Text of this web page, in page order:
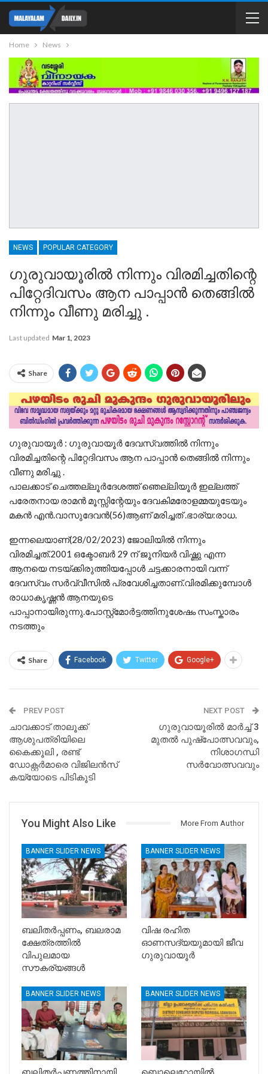
Home News
NEWS POPULAR CATEGORY
ഗുരുവായൂരിൽ നിന്നും വിരമിച്ചതിന്റെ
പിറ്റേദിവസം ആന പാപ്പാൻ തെങ്ങിൽ
നിന്നും വീണു മരിച്ചു .
Last updated Mar 1, 2023
Share
ഗുരുവായൂർ : ഗുരുവായൂർ ദേവസ്വത്തിൽ നിന്നും
വിരമിച്ചതിന്റെ പിറ്റേദിവസം ആന പാപ്പാൻ തെങ്ങിൽ നിന്നും
വീണു മരിച്ചു .
പാലക്കാട് ചെത്തല്ലൂർദേശത്ത് ഞെല്ലിയൂർ ഇല്ലത്ത്
പരേതനായ രാമൻ മൂസ്സിന്റേയും ദേവകിമരോളമ്മയുടേയും
മകൻ എൻ.വാസുദേവൻ(56)ആണ് മരിച്ചത് .ഭാര്യ:രാധ.
ഇന്നലെയാണ്(28/02/2023) ജോലിയിൽ നിന്നും
വിരമിച്ചത്.2001 ഒക്ടോബർ 29 ന് ജൂനിയർ വിഷ്ണു എന്ന
ആനയെ നടയ്ക്കിരുത്തിയപ്പോൾ ചട്ടക്കാരനായി വന്ന്
ദേവസ്വം സർവ്വീസിൽ പ്രവേശിച്ചതാണ്.വിരമിക്കുമ്പോൾ
രാധാകൃഷ്ണൻ ആനയുടെ
പാപ്പാനായിരുന്നു.പോസ്റ്റ്മോർട്ടത്തിനുശേഷം സംസ്കാരം
നടത്തും
Share Facebook Twitter Google+
PREV POST
ചാവക്കാട് താലൂക്ക്
ആശുപത്രിയിലെ
കൈക്കൂലി , രണ്ട്
ഡോക്റ്റർമാരെ വിജിലൻസ്
കയ്യോടെ പിടികൂടി
NEXT POST
ഗുരുവായൂരിൽ മാർച്ച് 3
മുതൽ പുഷ്പോത്സവവും,
നിശാഗന്ധി
സർവോത്സവവും
You Might Also Like More From Author
BANNER SLIDER NEWS
ബലിതർപ്പണം, ബലരാമ
ക്ഷേത്രത്തിൽ
വിപുലമായ
സൗകര്യങ്ങൾ
BANNER SLIDER NEWS
വിഷ രഹിത
ഓണസദ്യയുമായി ജീവ
ഗുരുവായൂർ
BANNER SLIDER NEWS BANNER SLIDER NEWS